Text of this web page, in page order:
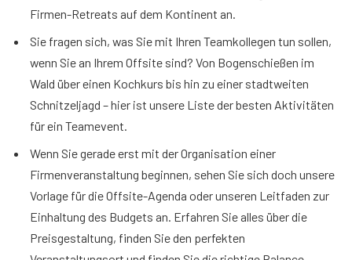
Firmen-Retreats auf dem Kontinent an.
Sie fragen sich, was Sie mit Ihren Teamkollegen tun sollen,
wenn Sie an Ihrem Offsite sind? Von Bogenschießen im
Wald über einen Kochkurs bis hin zu einer stadtweiten
Schnitzeljagd – hier ist unsere Liste der besten Aktivitäten
für ein Teamevent.
Wenn Sie gerade erst mit der Organisation einer
Firmenveranstaltung beginnen, sehen Sie sich doch unsere
Vorlage für die Offsite-Agenda oder unseren Leitfaden zur
Einhaltung des Budgets an. Erfahren Sie alles über die
Preisgestaltung, finden Sie den perfekten